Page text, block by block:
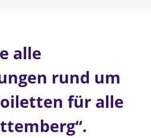
alle
rund um
für alle